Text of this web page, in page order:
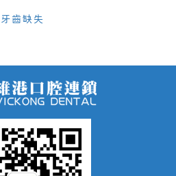
牙齒缺失